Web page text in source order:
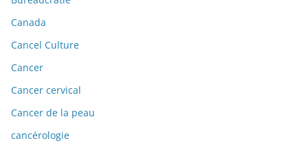
Canada
Cancel Culture
Cancer
Cancer cervical
Cancer de la peau
cancérologie